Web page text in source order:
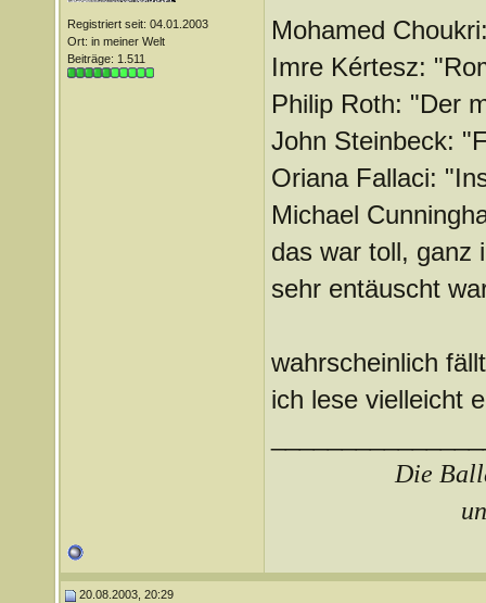
Registriert seit: 04.01.2003
Ort: in meiner Welt
Beiträge: 1.511
Mohamed
Imre Kértesz:
Philip Roth: "Der
John Steinbeck:
Oriana Fallaci:
Michael
das war toll, ganz
sehr entäuscht
wahrscheinlich
ich lese vielleicht
Die
20.08.2003, 20:29